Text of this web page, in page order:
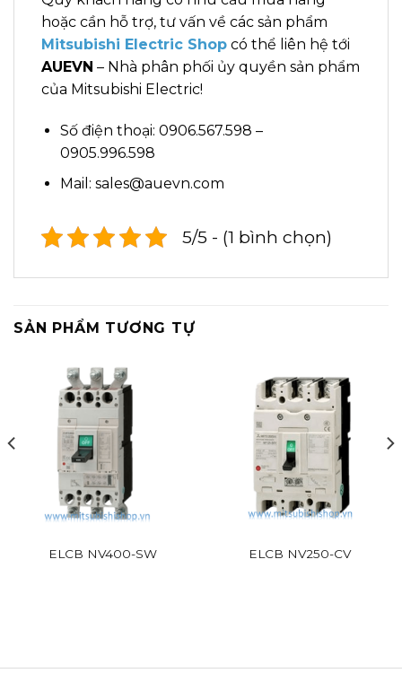
hoặc cần hỗ trợ, tư vấn về các sản phẩm
Mitsubishi Electric Shop có thể liên hệ tới
AUEVN – Nhà phân phối ủy quyền sản phẩm
của Mitsubishi Electric!
Số điện thoại: 0906.567.598 –
0905.996.598
Mail: sales@auevn.com
5/5 - (1 bình chọn)
SẢN PHẨM TƯƠNG TỰ
ELCB NV400-SW ELCB NV250-CV